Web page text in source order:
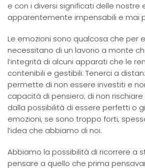
e con i diversi significati delle nostre
apparentemente impensabili e mai
Le emozioni sono qualcosa che per
necessitano di un lavorio a monte
l’integrità di alcuni apparati che le
contenibili e gestibili. Tenerci a
permette di non essere investiti e
capacità di pensiero; di non
dalla possibilità di essere perfetti o
emozioni, se sono troppo forti,
l’idea che abbiamo di noi.
Abbiamo la possibilità di ricorrere a
pensare a quello che prima